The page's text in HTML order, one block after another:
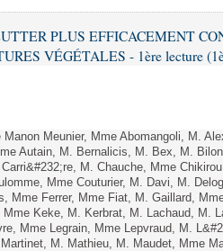
lois
lois
PLUS EFFICACEMENT
VÉGÉTALES - 1ère lecture
Meunier, Mme Abomangoli, M.
Autain, M. Bernalicis, M. Bex, M.
M. Chauche, Mme
Mme Couturier, M. Davi, M.
Mme Ferrer, Mme Fiat, M. Gaillard,
Keke, M. Kerbrat, M. Lachaud, M.
Mme Legrain, Mme Lepvraud, M.
M. Mathieu, M. Maudet, Mme